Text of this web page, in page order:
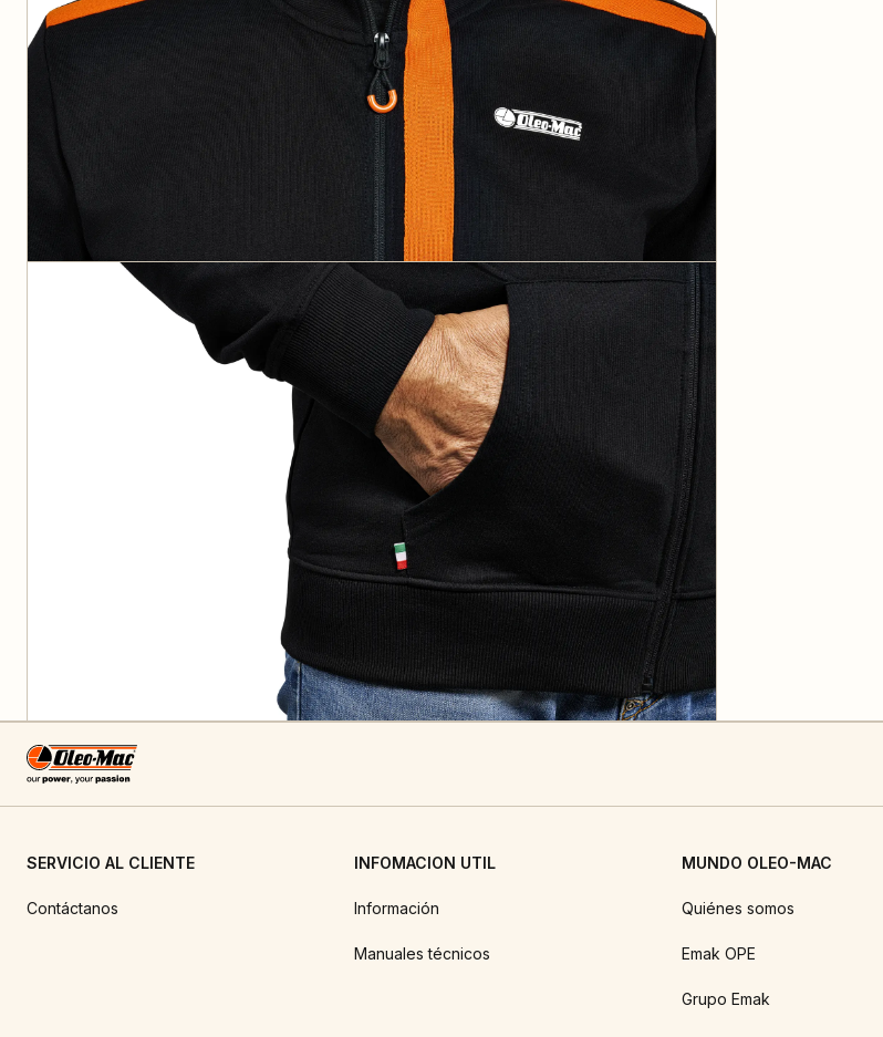
SERVICIO AL CLIENTE
Contáctanos
INFOMACION UTIL
Información
Manuales técnicos
MUNDO OLEO-MAC
Quiénes somos
Emak OPE
Grupo Emak